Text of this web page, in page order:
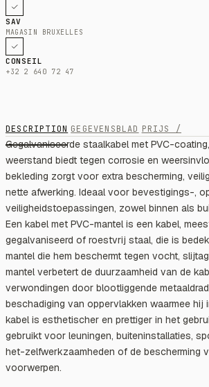
SAV
MAGASIN BRUXELLES
CONSEIL
+32 2 640 72 47
DESCRIPTION GEGEVENSBLAD PRIJS /
Gegalvaniseerde staalkabel met PVC-
weerstand biedt tegen corrosie en
bekleding zorgt voor extra bescherming,
nette afwerking. Ideaal voor bevestigings-,
veiligheidstoepassingen, zowel binnen als
Een kabel met PVC-mantel is een kabel,
gegalvaniseerd of roestvrij staal, die is
mantel die hem beschermt tegen vocht,
mantel verbetert de duurzaamheid van de
verwondingen door blootliggende
beschadiging van oppervlakken waarmee hij
kabel is esthetischer en prettiger in het
gebruikt voor leuningen, buiteninstallaties,
het-zelfwerkzaamheden of de bescherming
voorwerpen.